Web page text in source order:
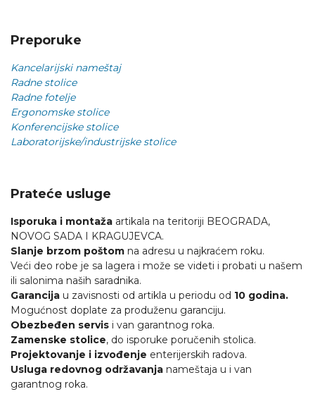
Preporuke
Kancelarijski nameštaj
Radne stolice
Radne fotelje
Ergonomske stolice
Konferencijske stolice
Laboratorijske/industrijske stolice
Prateće usluge
Isporuka i montaža artikala na teritoriji BEOGRADA,
NOVOG SADA I KRAGUJEVCA.
Slanje brzom poštom na adresu u najkraćem roku.
Veći deo robe je sa lagera i može se videti i probati u našem
ili salonima naših saradnika.
Garancija u zavisnosti od artikla u periodu od 10 godina.
Mogućnost doplate za produženu garanciju.
Obezbeđen servis i van garantnog roka.
Zamenske stolice, do isporuke poručenih stolica.
Projektovanje i izvođenje enterijerskih radova.
Usluga redovnog održavanja nameštaja u i van
garantnog roka.